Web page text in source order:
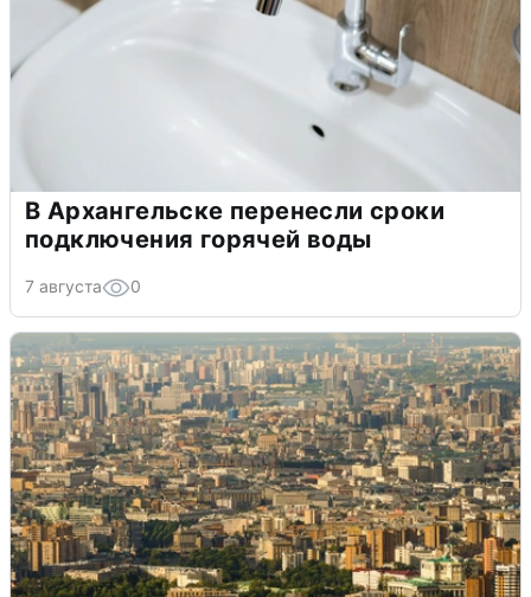
В Архангельске перенесли сроки
подключения горячей воды
7 августа 0